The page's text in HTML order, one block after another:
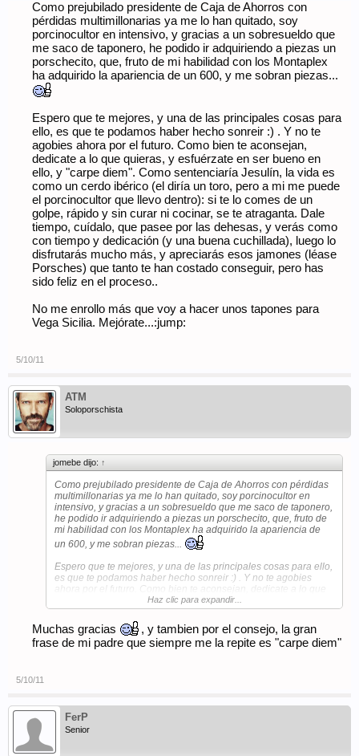
Como prejubilado presidente de Caja de Ahorros con
pérdidas multimillonarias ya me lo han quitado, soy
porcinocultor en intensivo, y gracias a un sobresueldo que
me saco de taponero, he podido ir adquiriendo a piezas un
porschecito, que, fruto de mi habilidad con los Montaplex
ha adquirido la apariencia de un 600, y me sobran piezas...
Espero que te mejores, y una de las principales cosas para
ello, es que te podamos haber hecho sonreir :) . Y no te
agobies ahora por el futuro. Como bien te aconsejan,
dedicate a lo que quieras, y esfuérzate en ser bueno en
ello, y "carpe diem". Como sentenciaría Jesulín, la vida es
como un cerdo ibérico (el diría un toro, pero a mi me puede
el porcinocultor que llevo dentro): si te lo comes de un
golpe, rápido y sin curar ni cocinar, se te atraganta. Dale
tiempo, cuídalo, que pasee por las dehesas, y verás como
con tiempo y dedicación (y una buena cuchillada), luego lo
disfrutarás mucho más, y apreciarás esos jamones (léase
Porsches) que tanto te han costado conseguir, pero has
sido feliz en el proceso..
No me enrollo más que voy a hacer unos tapones para
Vega Sicilia. Mejórate...:jump:
5/10/11
ATM
Soloporschista
jomebe dijo: ↑
Como prejubilado presidente de Caja de Ahorros con pérdidas
multimillonarias ya me lo han quitado, soy porcinocultor en
intensivo, y gracias a un sobresueldo que me saco de taponero,
he podido ir adquiriendo a piezas un porschecito, que, fruto de
mi habilidad con los Montaplex ha adquirido la apariencia de
un 600, y me sobran piezas...
Espero que te mejores, y una de las principales cosas para ello,
es que te podamos haber hecho sonreir :) . Y no te agobies
ahora por el futuro. Como bien te aconsejan, dedicate a lo que
quieras, y esfuérzate en ser bueno en ello, y "carpe diem".
Como sentenciaría Jesulín, la vida es como un cerdo ibérico (el
diría un toro, pero a mi me puede el porcinocultor que llevo
dentro): si te lo comes de un golpe, rápido y sin curar ni cocinar,
se te atraganta. Dale tiempo, cuídalo, que pasee por las
No me enrollo más que voy a hacer unos tapones para Vega
Sicilia. Mejórate...:jump:
Haz clic para expandir...
Muchas gracias
, y tambien por el consejo, la gran
frase de mi padre que siempre me la repite es "carpe diem"
5/10/11
FerP
Senior